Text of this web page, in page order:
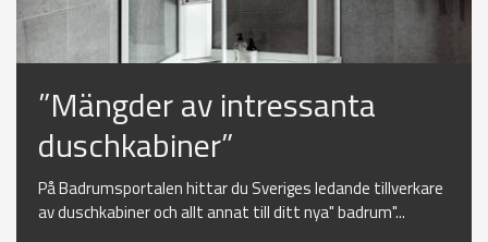
”Mängder av intressanta
duschkabiner”
På Badrumsportalen hittar du Sveriges ledande tillverkare
av duschkabiner och allt annat till ditt nya" badrum"...